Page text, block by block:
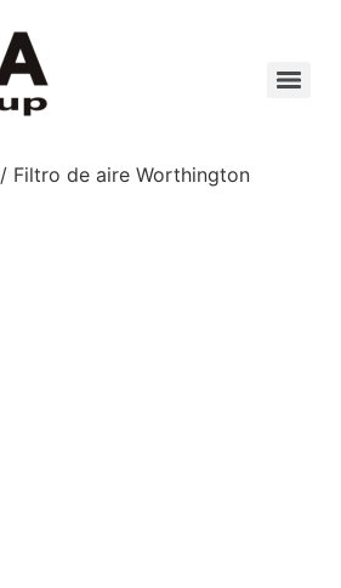
/ Filtro de aire Worthington